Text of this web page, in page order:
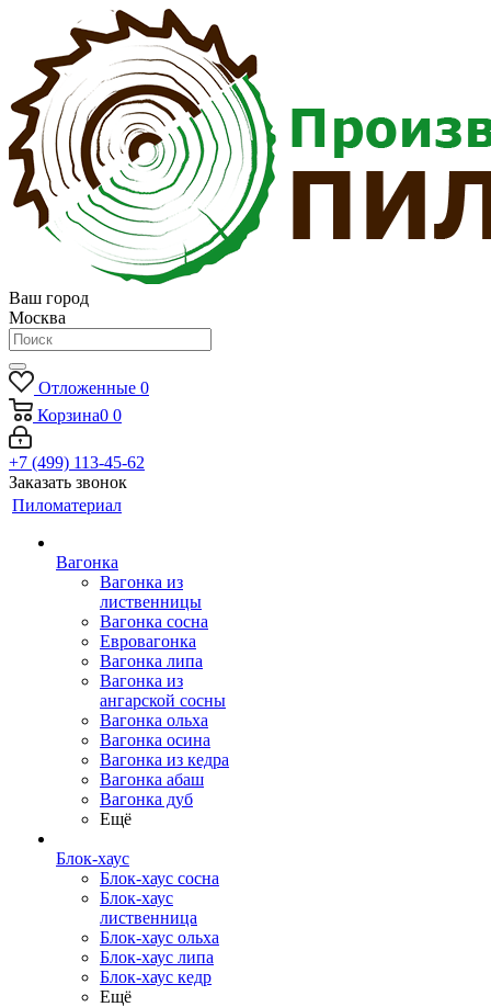
Ваш город
Москва
Отложенные 0
Корзина0 0
+7 (499) 113-45-62
Заказать звонок
Пиломатериал
Вагонка
Вагонка из
лиственницы
Вагонка сосна
Евровагонка
Вагонка липа
Вагонка из
ангарской сосны
Вагонка ольха
Вагонка осина
Вагонка из кедра
Вагонка абаш
Вагонка дуб
Ещё
Блок-хаус
Блок-хаус сосна
Блок-хаус
лиственница
Блок-хаус ольха
Блок-хаус липа
Блок-хаус кедр
Ещё